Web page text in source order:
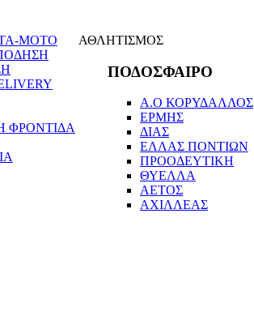
ΜΟΤΟ
ΦΡΟΝΤΙΔΑ
ΑΘΛΗΤΙΣΜΟΣ
ΠΟΔΟΣΦΑΙΡΟ
Α.Ο ΚΟΡΥΔΑΛΛΟΣ
ΕΡΜΗΣ
ΔΙΑΣ
ΕΛΛΑΣ ΠΟΝΤΙΩΝ
ΠΡΟΟΔΕΥΤΙΚΗ
ΘΥΕΛΛΑ
ΑΕΤΟΣ
ΑΧΙΛΛΕΑΣ